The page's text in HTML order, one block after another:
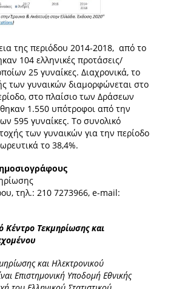
της περιόδου 2014-2018, από το
104 ελληνικές προτάσεις/
25 γυναίκες. Διαχρονικά, το
των γυναικών διαμορφώνεται στο
στο πλαίσιο των Δράσεων
1.550 υπότροφοι από την
595 γυναίκες. Το συνολικό
των γυναικών για την περίοδο
το 38,4%.
τηλ.: 210 7273966, e-mail:
Κέντρο Τεκμηρίωσης και
και Ηλεκτρονικού
Επιστημονική Υποδομή Εθνικής